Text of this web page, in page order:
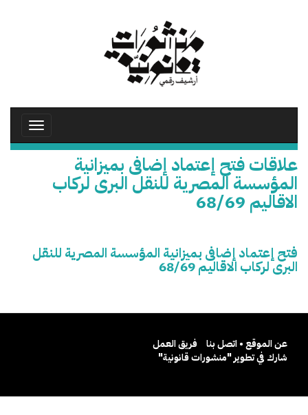
Toggle
علاقات فتح إعتماد إضافى بميزانية
المؤسسة المصرية للنقل البرى لركاب
الاقاليم 68/69
فتح إعتماد إضافى بميزانية المؤسسة المصرية للنقل
البرى لركاب الاقاليم 68/69
عن الموقع • اتصل بنا
فريق العمل
شارك في تطوير "منشورات قانونية"